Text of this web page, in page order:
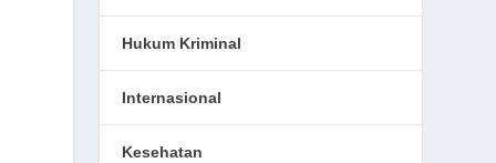
Hukum Kriminal
Internasional
Kesehatan